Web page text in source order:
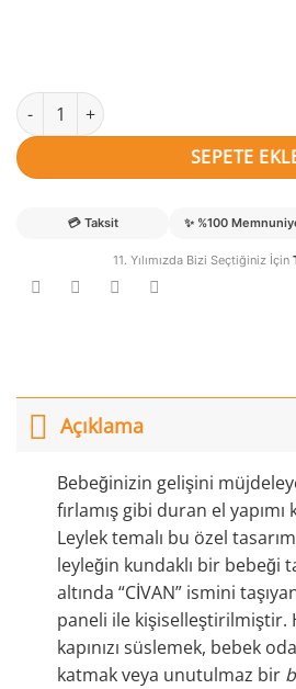
Civan İsimli Leylek Keçe Kapı Süsü adet
SEPETE
💳 Taksit ✨ %100
11. Yılımızda Bizi Seçtiğiniz İçin
Açıklama
Bebeğinizin gelişini
fırlamış gibi duran el yapımı
Leylek temalı bu özel
leyleğin kundaklı bir bebeği
altında “CİVAN” ismini
paneli ile kişiselleştirilmiştir.
kapınızı süslemek, bebek
katmak veya unutulmaz bir